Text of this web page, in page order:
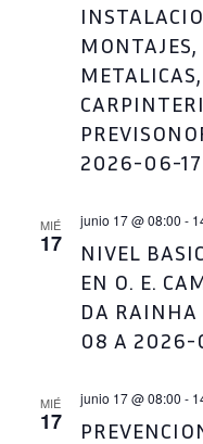
MONTAJES,
2026-06-17
MIÉ
17
NIVEL
EN O. E.
DA
08 A 2026-
junio 17 @ 08:00 -
MIÉ
17
junio 17 @ 08:00 -